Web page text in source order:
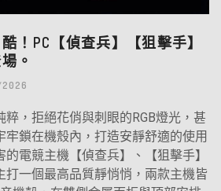
！PC【偵查兵】【狙擊手】
。
，拒絕花俏與刺眼的RGB燈光，甚
牢鎖在機殼內，打造安靜舒適的使用
電競主機【偵查兵】、【狙擊手】
打一個最高品質靜悄悄，兩款主機皆